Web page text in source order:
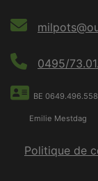
0495/
BE 0649.496.558
Emilie Mestdag
Politique de